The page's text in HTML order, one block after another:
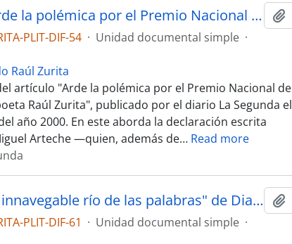
Artículo "Arde la polémica por el Premio Nacional de Literatura al poeta Raúl Zurita" de Diario La Segunda
PLIT-DIF-54 · Unidad documental simple ·
Raúl Zurita
artículo "Arde la polémica por el Premio Nacional de
Raúl Zurita", publicado por el diario La Segunda el
año 2000. En este aborda la declaración escrita
Arteche —quien, además de… Read more
Artículo "El innavegable río de las palabras" de Diario La Tercera
PLIT-DIF-61 · Unidad documental simple ·